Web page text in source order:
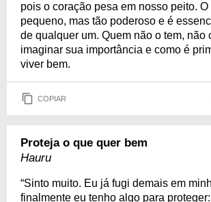
pois o coração pesa em nosso peito.
pequeno, mas tão poderoso e é
de qualquer um. Quem não o tem, não
imaginar sua importância e como é
viver bem.
COPIAR
Proteja o que quer bem
Hauru
“Sinto muito. Eu já fugi demais em
finalmente eu tenho algo para proteger: